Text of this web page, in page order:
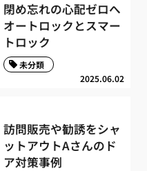
閉め忘れの心配ゼロへ
オートロックとスマー
トロック
2025.06.02
未分類
訪問販売や勧誘をシャ
ットアウトAさんのド
ア対策事例